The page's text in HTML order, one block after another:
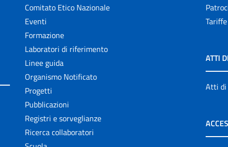
Comitato Etico Nazionale
Eventi
Formazione
Laboratori di riferimento
Linee guida
Organismo Notificato
Progetti
Pubblicazioni
Registri e sorveglianze
Ricerca collaboratori
ATTI
Atti di